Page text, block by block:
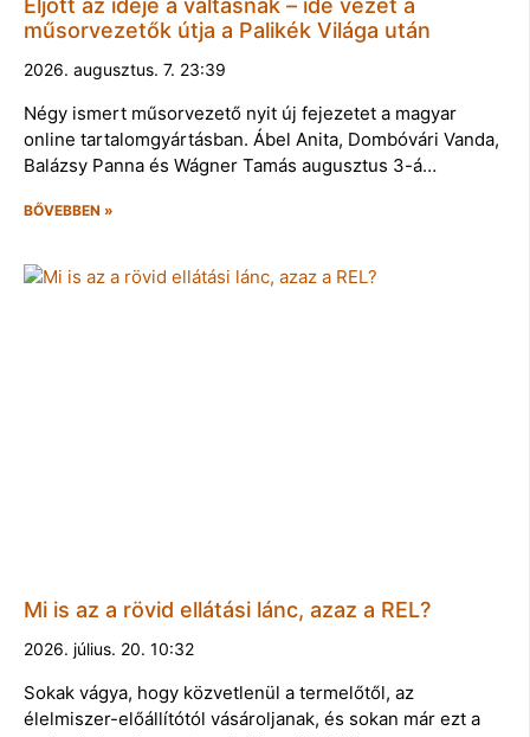
Eljött az ideje a váltásnak – ide vezet a
műsorvezetők útja a Palikék Világa után
2026. augusztus. 7. 23:39
Négy ismert műsorvezető nyit új fejezetet a magyar
online tartalomgyártásban. Ábel Anita, Dombóvári Vanda,
Balázsy Panna és Wágner Tamás augusztus 3-á…
BŐVEBBEN »
Mi is az a rövid ellátási lánc, azaz a REL?
2026. július. 20. 10:32
Sokak vágya, hogy közvetlenül a termelőtől, az
élelmiszer-előállítótól vásároljanak, és sokan már ezt a